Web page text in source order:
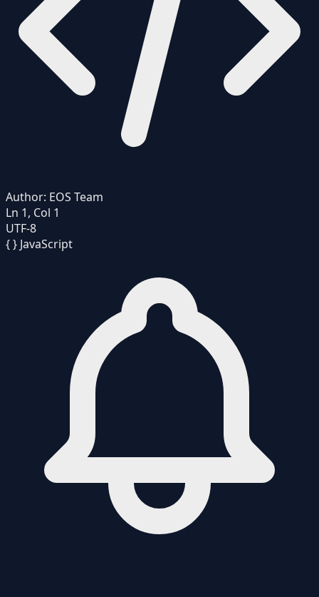
Author: EOS Team
Ln 1, Col 1
UTF-8
{ } JavaScript